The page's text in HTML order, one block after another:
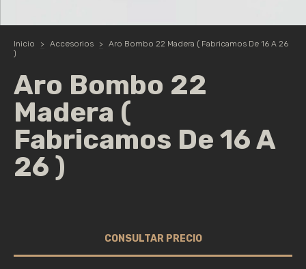
Inicio > Accesorios >
Aro Bombo 22 Madera ( Fabricamos De 16 A 26
)
Aro Bombo 22
Madera (
Fabricamos De 16 A
26 )